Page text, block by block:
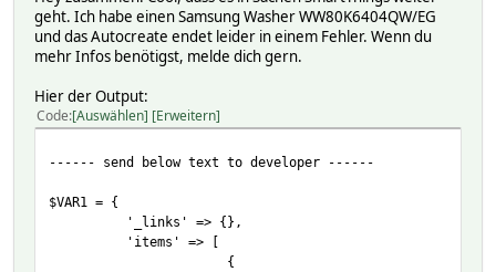
'version'
'version'
'version'
'id' =>
'id' =>
'version'
geht. Ich habe einen Samsung Washer WW80K6404QW/EG
und das Autocreate endet leider in einem Fehler. Wenn du
mehr Infos benötigst, melde dich gern.
Hier der Output:
Code Auswählen Erweitern
------ send below text to developer ------
$VAR1 = {
'_links' => {},
'items' => [
{